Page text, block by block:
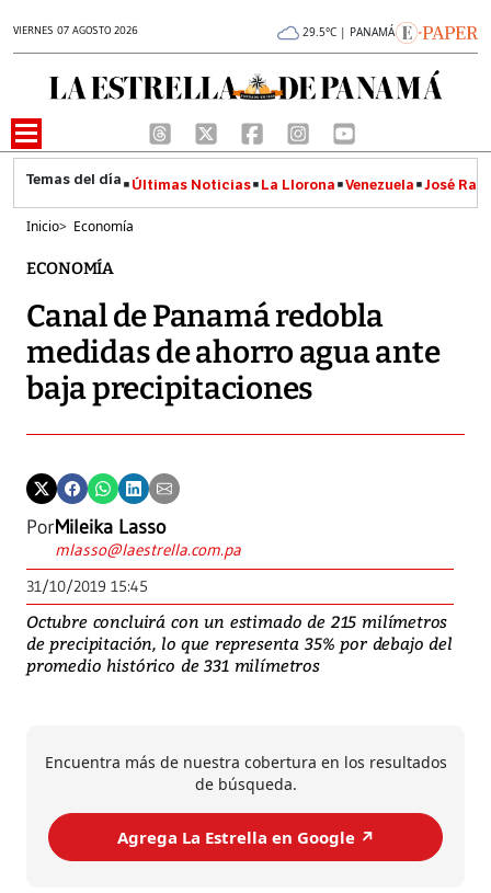
VIERNES 07 AGOSTO 2026 29.5°C | PANAMÁ
Últimas Noticias La Llorona Venezuela José
Inicio> Economía
ECONOMÍA
Canal de Panamá redobla
medidas de ahorro agua ante
baja precipitaciones
PorMileika Lasso
mlasso@laestrella.com.pa
31/10/2019 15:45
Octubre concluirá con un estimado de 215 milímetros
de precipitación, lo que representa 35% por debajo del
promedio histórico de 331 milímetros
Encuentra más de nuestra cobertura en los resultados
de búsqueda.
Agrega La Estrella en Google ↗️